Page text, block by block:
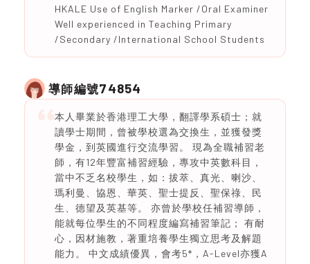
HKALE Use of English Marker /Oral Examiner
Well experienced in Teaching Primary
/Secondary /International School Students
導師編號74854
本人畢業於香港理工大學，翻譯學系碩士；就
讀學士期間，曾被學校選為交換生，並獲發獎
學金，到英國進行交流學習。 現為全職補習老
師，有12年豐富補習經驗，專攻中英數科目，
當中不乏名校學生，如：拔萃、真光、喇沙、
瑪利曼、協恩、華英、聖士提反、聖保祿、民
生、德望及英基等。 亦曾於學校任補習導師，
能就每位學生的不同程度編寫補習筆記； 有耐
心，因材施教，著重培養學生獨立思考及解題
能力。 中文成績優異，會考5*，A-Level亦獲A